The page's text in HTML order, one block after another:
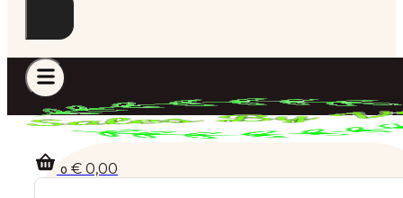
0 € 0,00